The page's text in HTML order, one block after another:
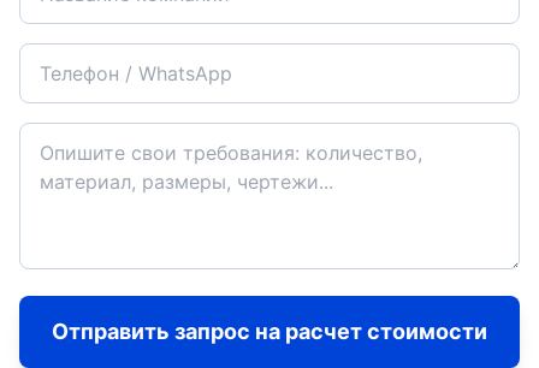
Отправить запрос на расчет стоимости